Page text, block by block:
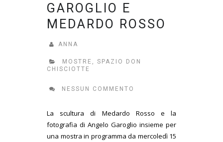
GAROGLIO E
MEDARDO ROSSO
ANNA
MOSTRE
SPAZIO DON
CHISCIOTTE
NESSUN COMMENTO
La scultura di Medardo Rosso e la
fotografia di Angelo Garoglio insieme per
una mostra in programma da mercoledì 15